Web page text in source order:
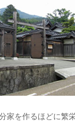
家を作るほどに繁